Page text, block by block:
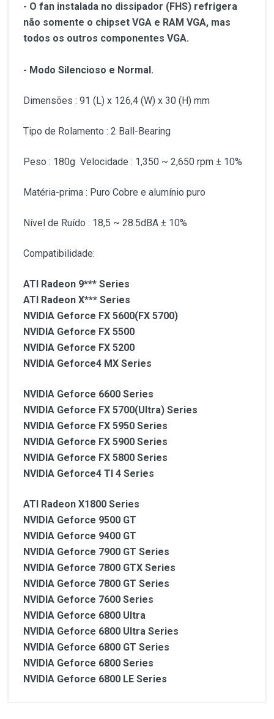
- O fan instalada no dissipador (FHS) refrigera
não somente o chipset VGA e RAM VGA, mas
todos os outros componentes VGA.
- Modo Silencioso e Normal.
Dimensões : 91 (L) x 126,4 (W) x 30 (H) mm
Tipo de Rolamento : 2 Ball-Bearing
Peso : 180g Velocidade : 1,350 ~ 2,650 rpm ± 10%
Matéria-prima : Puro Cobre e alumínio puro
Nível de Ruído : 18,5 ~ 28.5dBA ± 10%
Compatibilidade:
ATI Radeon 9*** Series
ATI Radeon X*** Series
NVIDIA Geforce FX 5600(FX 5700)
NVIDIA Geforce FX 5500
NVIDIA Geforce FX 5200
NVIDIA Geforce4 MX Series
NVIDIA Geforce 6600 Series
NVIDIA Geforce FX 5700(Ultra) Series
NVIDIA Geforce FX 5950 Series
NVIDIA Geforce FX 5900 Series
NVIDIA Geforce FX 5800 Series
NVIDIA Geforce4 TI 4 Series
ATI Radeon X1800 Series
NVIDIA Geforce 9500 GT
NVIDIA Geforce 9400 GT
NVIDIA Geforce 7900 GT Series
NVIDIA Geforce 7800 GTX Series
NVIDIA Geforce 7800 GT Series
NVIDIA Geforce 7600 Series
NVIDIA Geforce 6800 Ultra
NVIDIA Geforce 6800 Ultra Series
NVIDIA Geforce 6800 GT Series
NVIDIA Geforce 6800 Series
NVIDIA Geforce 6800 LE Series